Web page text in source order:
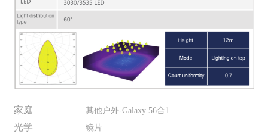
家庭 其他户外-Galaxy 56合1
光学 镜片